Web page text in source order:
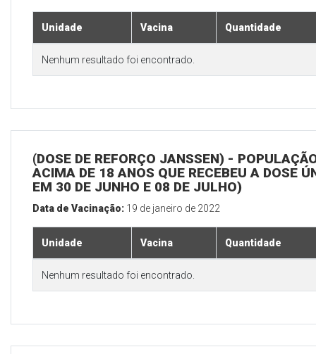
Unidade Vacina Quantidade
Nenhum resultado foi encontrado.
(DOSE DE REFORÇO JANSSEN) -
ACIMA DE 18 ANOS QUE RECEBEU A DOSE
EM 30 DE JUNHO E 08 DE JULHO)
Data de Vacinação: 19 de janeiro de 2022
Unidade Vacina Quantidade
Nenhum resultado foi encontrado.